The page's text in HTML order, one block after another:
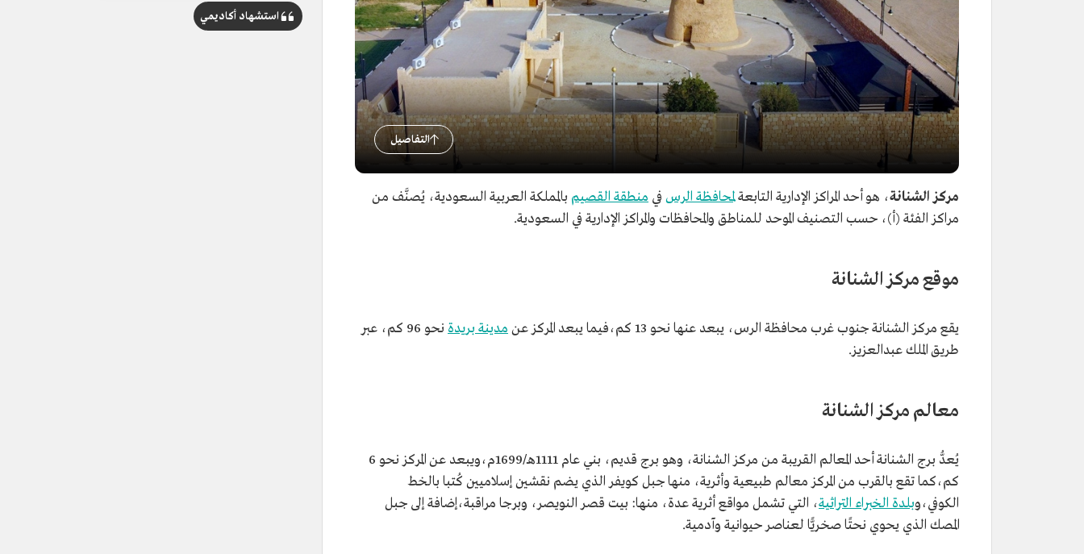
التفاصيل
مركز الشنانة، هو أحد المراكز الإدارية التابعةلمحافظة الرس في منطقة القصيم بالمملكة العربية السعودية، يُصنَّف من
مراكز الفئة (أ)، حسب التصنيف الموحد للمناطق والمحافظات والمراكز الإدارية في السعودية.
موقع مركز الشنانة
يقع مركز الشنانة جنوب غرب محافظة الرس، يبعد عنها نحو 13 كم،فيما يبعد المركز عن مدينة بريدة
نحو 96 كم، عبر
طريق الملك عبدالعزيز.
معالم مركز الشنانة
يُعدُّ برج الشنانة أحد المعالم القريبة من مركز الشنانة، وهو برج قديم، بني عام 1111هـ/1699م،ويبعد عن المركز نحو 6
كم،كما تقع بالقرب من المركز معالم طبيعية وأثرية، منها جبل كويفر الذي يضم نقشين إسلاميين كُتبا بالخط
الكوفي،وبلدة الخبراء التراثية، التي تشمل مواقع أثرية عدة، منها: بيت قصر النويصر، وبرجا مراقبة،إضافة إلى جبل
المصك الذي يحوي نحتًا صخريًّا لعناصر حيوانية وآدمية.
استشهاد أكاديمي